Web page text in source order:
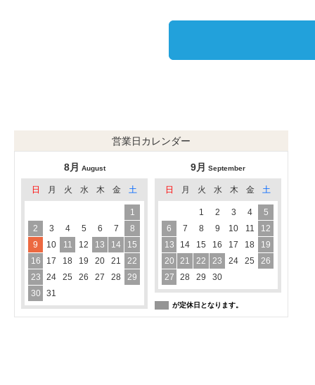
営業日カレンダー
8月 August
日 月 火 水 木 金 土
1
2
3 4 5 6 7
8
9
10 11 12 13 14
15
16
17 18 19 20 21
22
23
24 25 26 27 28
29
30
31
9月 September
日 月 火 水 木 金 土
1 2 3 4
5
6
7 8 9 10 11
12
13
14 15 16 17 18
19
20
21 22 23 24 25
26
27
28 29 30
が定休日となります。